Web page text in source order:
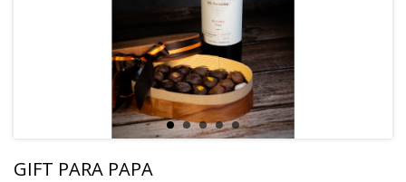
GIFT PARA PAPA